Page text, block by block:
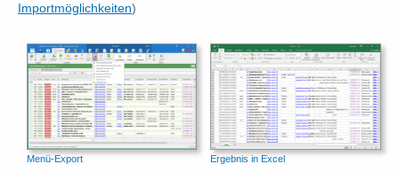
Importmöglichkeiten)
Menü-Export Ergebnis in Excel